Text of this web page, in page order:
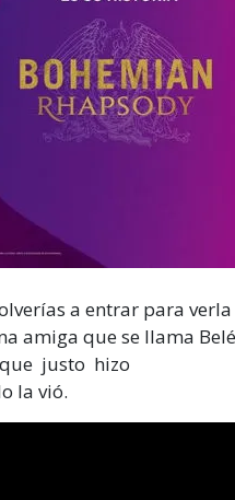
a entrar para verla
amiga que se llama
justo hizo
la vió.